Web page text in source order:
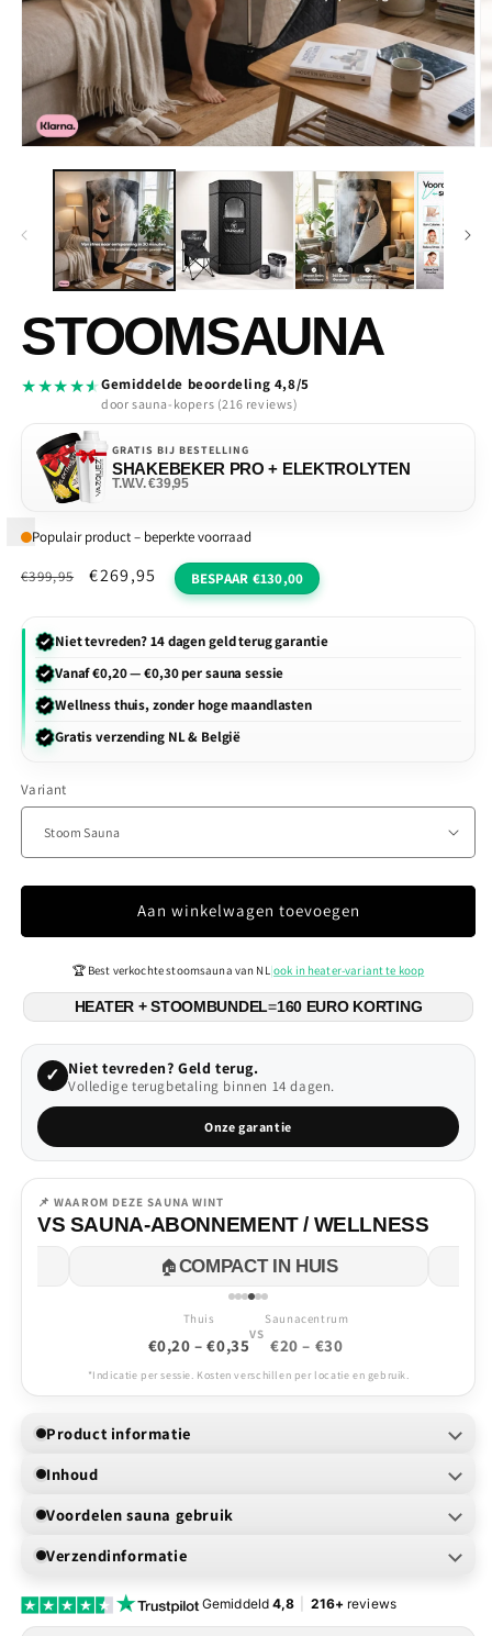
openen
modaal
STOOMSAUNA
★★★★★Gemiddelde beoordeling 4,8/5
door sauna-kopers (216 reviews)
GRATIS BIJ BESTELLING
SHAKEBEKER PRO + ELEKTROLYTEN
T.W.V. €39,95
Populair product – beperkte voorraad
Normale
€399,95 Aanbiedingsprijs
€269,95 BESPAAR €130,00
Niet tevreden?14 dagen geld terug garantie
Vanaf€0,20 — €0,30 per sauna sessie
Wellness thuis, zonder hoge maandlasten
Gratis verzending NL & België
Variant
Aan winkelwagen toevoegen
🏆 Best verkochte stoomsauna van NL|ook in heater-variant te koop
HEATER + STOOMBUNDEL=160 EURO KORTING
✓ Niet tevreden? Geld terug.
Volledige terugbetaling binnen 14 dagen.
Onze garantie
📌 WAAROM DEZE SAUNA WINT
VS SAUNA-ABONNEMENT / WELLNESS
100% PRIVÉ & HYGIËNISCH
Thuis
€0,20 – €0,35
VS
Saunacentrum
€20 – €30
*Indicatie per sessie. Kosten verschillen per locatie en gebruik.
Product informatie
Inhoud
Voordelen sauna gebruik
Verzendinformatie
Gemiddeld 4,8 216+ reviews